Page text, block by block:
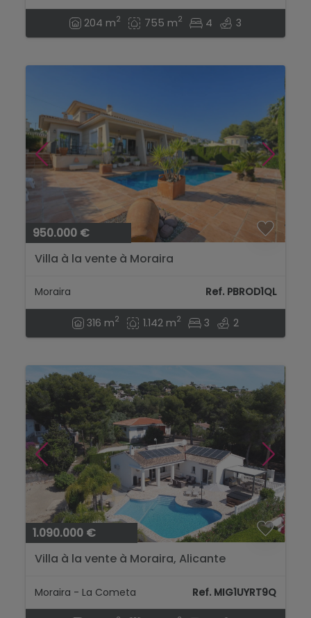
204 m2 755 m2 4 3
950.000 €
Villa à la vente à Moraira
Moraira Ref. PBROD1QL
316 m2 1.142 m2 3 2
1.090.000 €
Villa à la vente à Moraira, Alicante
Moraira - La Cometa Ref. MIG1UYRT9Q